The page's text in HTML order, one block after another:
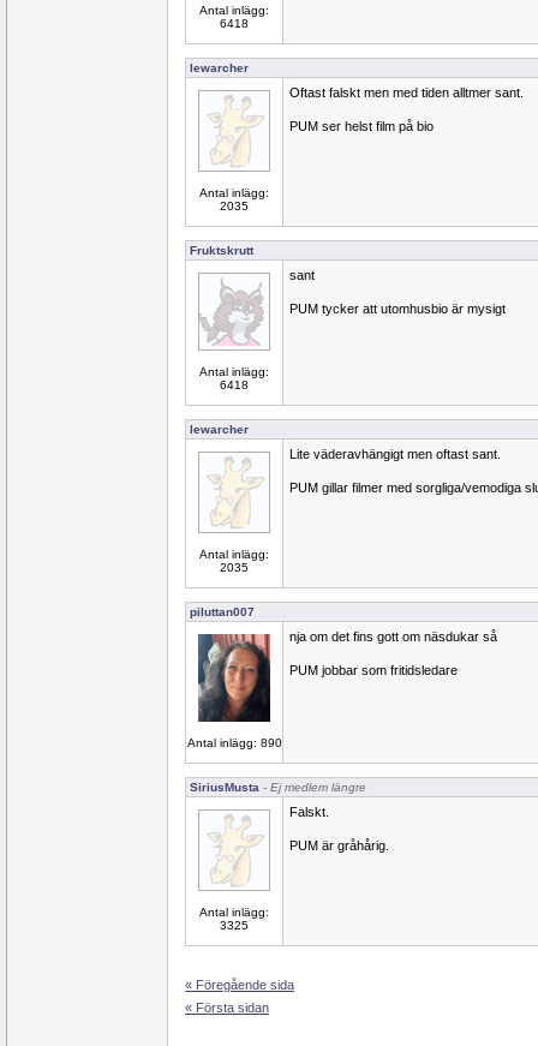
Antal inlägg:
6418
lewarcher
Antal inlägg:
2035
Oftast falskt men med tiden alltmer sant.
PUM ser helst film på bio
Fruktskrutt
Antal inlägg:
6418
sant
PUM tycker att utomhusbio är mysigt
lewarcher
Antal inlägg:
2035
Lite väderavhängigt men oftast sant.
PUM gillar filmer med sorgliga/vemodiga
piluttan007
Antal inlägg: 890
nja om det fins gott om näsdukar så
PUM jobbar som fritidsledare
SiriusMusta - Ej medlem längre
Antal inlägg:
3325
Falskt.
PUM är gråhårig.
« Föregående sida
« Första sidan